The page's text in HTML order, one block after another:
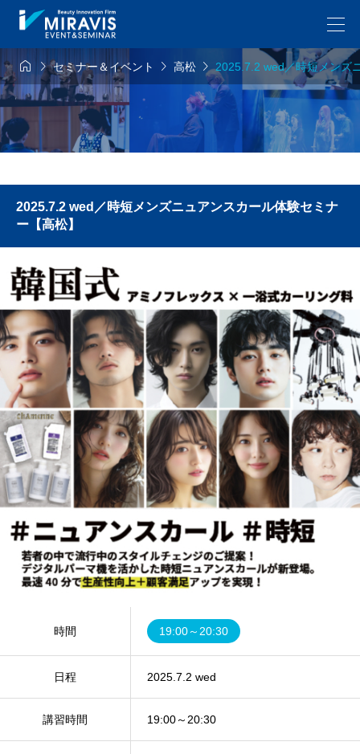
 セミナー＆イベント  高松 2025.7.2 wed／時短メンズ
2025.7.2 wed／時短メンズニュアンスカール体験セミナ
ー【高松】
時間 19:00～20:30
日程 2025.7.2 wed
講習時間 19:00～20:30